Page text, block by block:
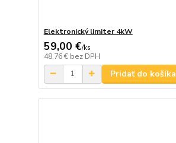
Elektronický limiter 4kW
59,00 €/ks
48,76 € bez DPH
Pridať do košíka